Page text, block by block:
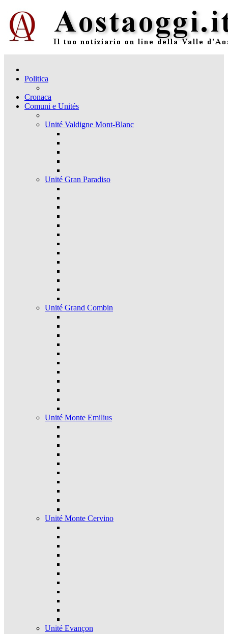
Politica
Cronaca
Comuni e Unités
Unité Valdigne Mont-Blanc
Unité Gran Paradiso
Unité Grand Combin
Unité Monte Emilius
Unité Monte Cervino
Unité Evançon